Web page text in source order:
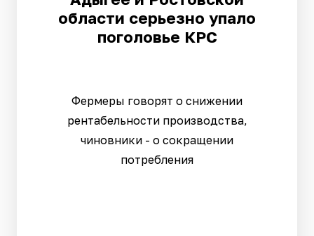
области серьезно упало
поголовье КРС
Фермеры говорят о снижении
рентабельности производства,
чиновники - о сокращении
потребления